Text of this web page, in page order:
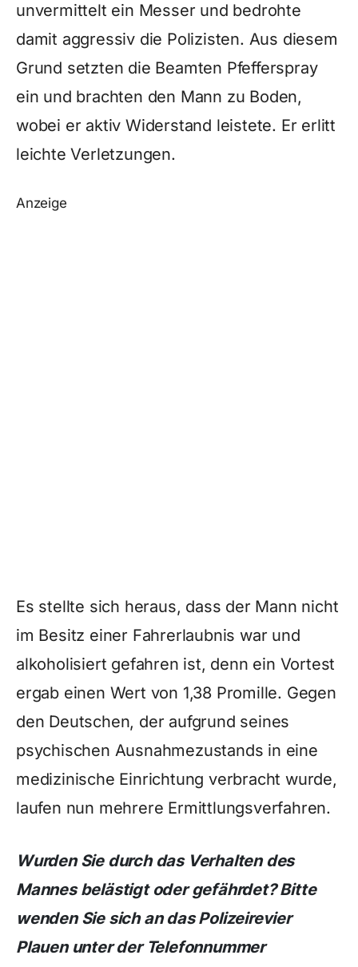
unvermittelt ein Messer und bedrohte
damit aggressiv die Polizisten. Aus diesem
Grund setzten die Beamten Pfefferspray
ein und brachten den Mann zu Boden,
wobei er aktiv Widerstand leistete. Er erlitt
leichte Verletzungen.
Anzeige
Es stellte sich heraus, dass der Mann nicht
im Besitz einer Fahrerlaubnis war und
alkoholisiert gefahren ist, denn ein Vortest
ergab einen Wert von 1,38 Promille. Gegen
den Deutschen, der aufgrund seines
psychischen Ausnahmezustands in eine
medizinische Einrichtung verbracht wurde,
laufen nun mehrere Ermittlungsverfahren.
Wurden Sie durch das Verhalten des
Mannes belästigt oder gefährdet? Bitte
wenden Sie sich an das Polizeirevier
Plauen unter der Telefonnummer